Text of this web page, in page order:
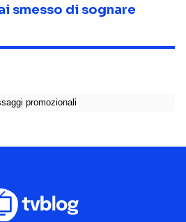
smesso di sognare